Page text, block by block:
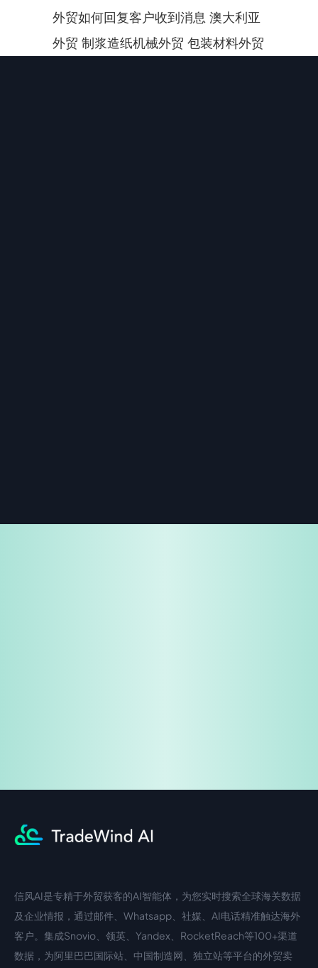
外贸如何回复客户收到消息 澳大利亚
外贸 制浆造纸机械外贸 包装材料外贸
中文入口
信风AI是专精于外贸获客的AI智能体，为您实时搜索全球海关数据
及企业情报，通过邮件、Whatsapp、社媒、AI电话精准触达海外
客户。集成Snovio、领英、Yandex、RocketReach等100+渠道
数据，为阿里巴巴国际站、中国制造网、独立站等平台的外贸卖